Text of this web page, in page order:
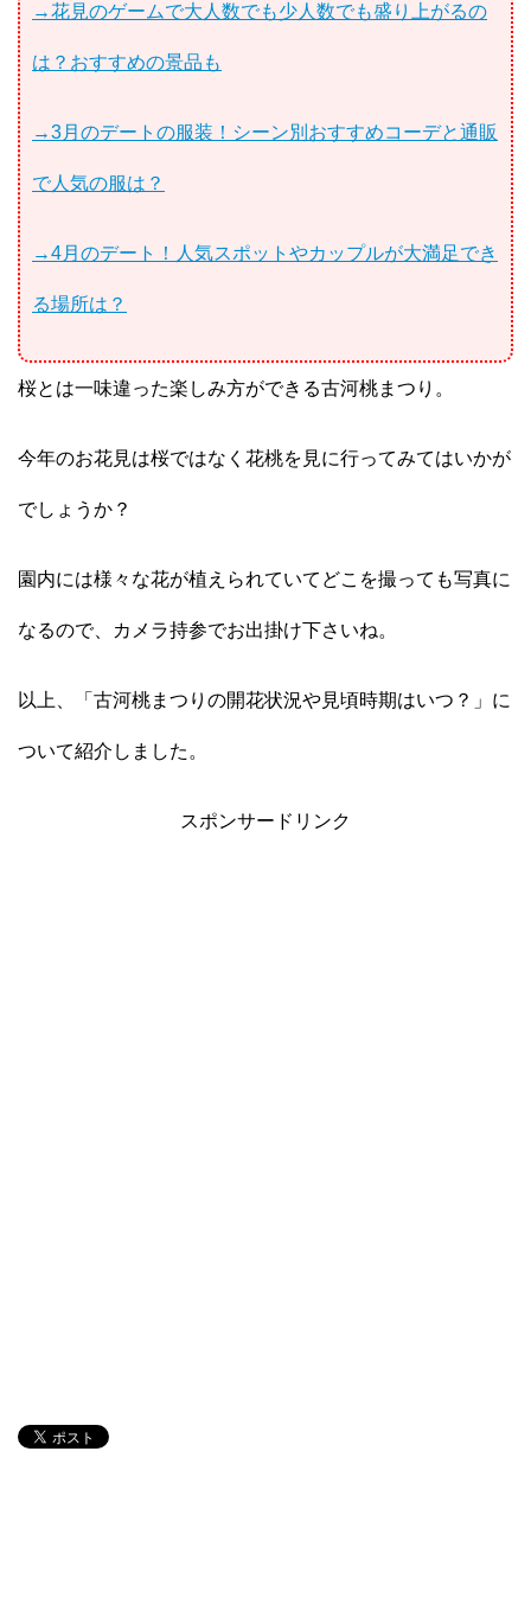
→花見のゲームで大人数でも少人数でも盛り上がるの
は？おすすめの景品も
→3月のデートの服装！シーン別おすすめコーデと通販
で人気の服は？
→4月のデート！人気スポットやカップルが大満足でき
る場所は？
桜とは一味違った楽しみ方ができる古河桃まつり。
今年のお花見は桜ではなく花桃を見に行ってみてはいかが
でしょうか？
園内には様々な花が植えられていてどこを撮っても写真に
なるので、カメラ持参でお出掛け下さいね。
以上、「古河桃まつりの開花状況や見頃時期はいつ？」に
ついて紹介しました。
スポンサードリンク